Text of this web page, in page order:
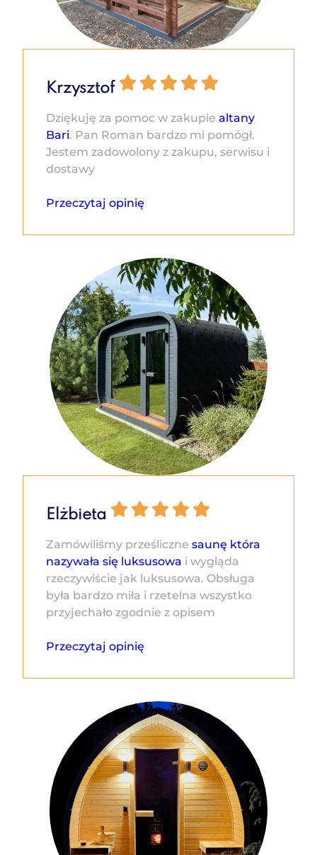
Krzysztof
Dziękuję za pomoc w zakupie altany
Bari. Pan Roman bardzo mi pomógł.
Jestem zadowolony z zakupu, serwisu i
dostawy
Przeczytaj opinię
Elżbieta
Zamówiliśmy prześliczne saunę która
nazywała się luksusowa i wygląda
rzeczywiście jak luksusowa. Obsługa
była bardzo miła i rzetelna wszystko
przyjechało zgodnie z opisem
Przeczytaj opinię